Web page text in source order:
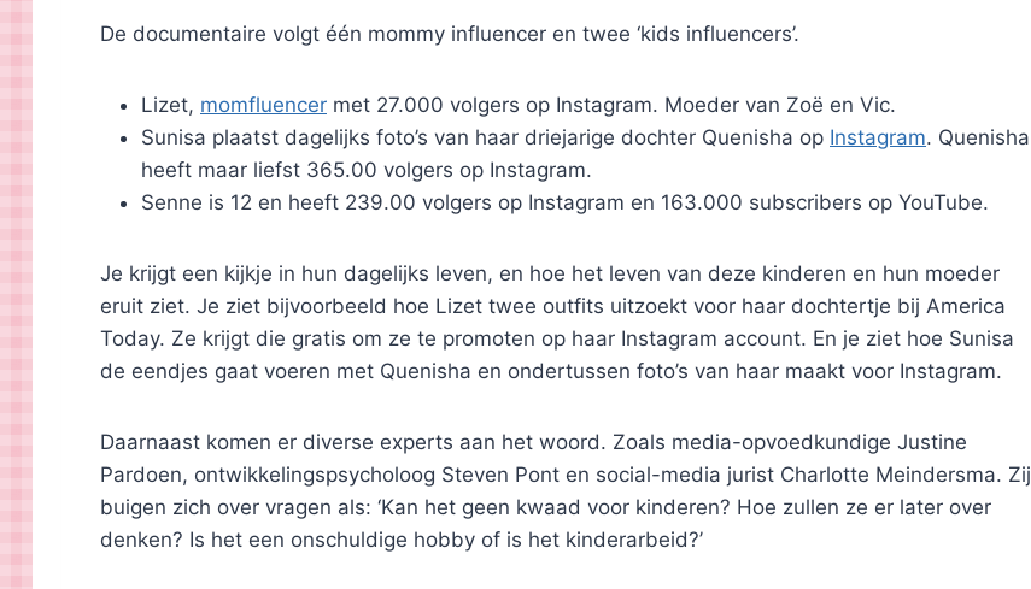
De documentaire volgt één mommy influencer en twee ‘kids influencers’.
Lizet, momfluencer met 27.000 volgers op Instagram. Moeder van Zoë en Vic.
Sunisa plaatst dagelijks foto’s van haar driejarige dochter Quenisha op Instagram. Quenisha
heeft maar liefst 365.00 volgers op Instagram.
Senne is 12 en heeft 239.00 volgers op Instagram en 163.000 subscribers op YouTube.
Je krijgt een kijkje in hun dagelijks leven, en hoe het leven van deze kinderen en hun moeder
eruit ziet. Je ziet bijvoorbeeld hoe Lizet twee outfits uitzoekt voor haar dochtertje bij America
Today. Ze krijgt die gratis om ze te promoten op haar Instagram account. En je ziet hoe Sunisa
de eendjes gaat voeren met Quenisha en ondertussen foto’s van haar maakt voor Instagram.
Daarnaast komen er diverse experts aan het woord. Zoals media-opvoedkundige Justine
Pardoen, ontwikkelingspsycholoog Steven Pont en social-media jurist Charlotte Meindersma. Zij
buigen zich over vragen als: ‘Kan het geen kwaad voor kinderen? Hoe zullen ze er later over
denken? Is het een onschuldige hobby of is het kinderarbeid?’